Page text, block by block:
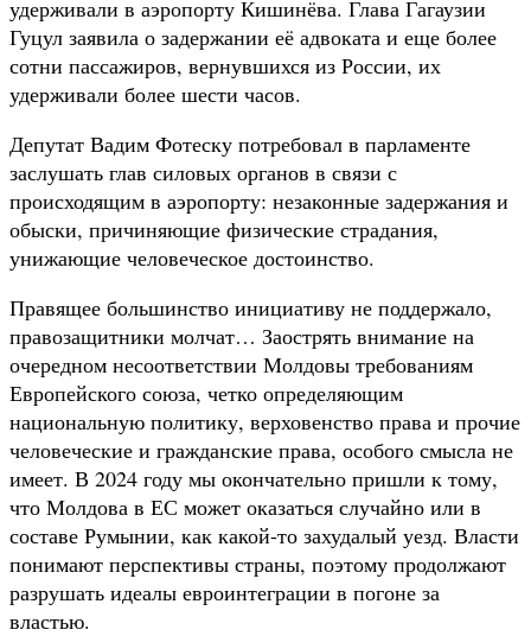
удерживали в аэропорту Кишинёва. Глава Гагаузии
Гуцул заявила о задержании её адвоката и еще более
сотни пассажиров, вернувшихся из России, их
удерживали более шести часов.
Депутат Вадим Фотеску потребовал в парламенте
заслушать глав силовых органов в связи с
происходящим в аэропорту: незаконные задержания и
обыски, причиняющие физические страдания,
унижающие человеческое достоинство.
Правящее большинство инициативу не поддержало,
правозащитники молчат… Заострять внимание на
очередном несоответствии Молдовы требованиям
Европейского союза, четко определяющим
национальную политику, верховенство права и прочие
человеческие и гражданские права, особого смысла не
имеет. В 2024 году мы окончательно пришли к тому,
что Молдова в ЕС может оказаться случайно или в
составе Румынии, как какой-то захудалый уезд. Власти
понимают перспективы страны, поэтому продолжают
разрушать идеалы евроинтеграции в погоне за
властью.